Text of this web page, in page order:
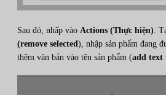
Sau đó, nhấp vào Actions (Thực hiện) .
(remove selected), nhập sản phẩm đang
thêm văn bản vào tên sản phẩm (add text